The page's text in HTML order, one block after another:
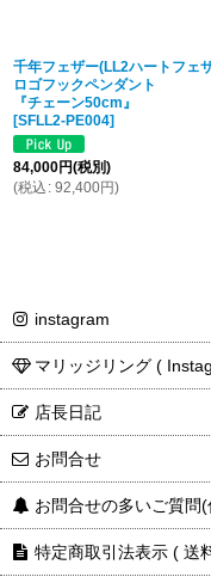
千年フェザー(LL2ハートフェ
ロゴフックペンダント
『チェーン50cm』
[SFLL2-PE004]
84,000円(税別)
(税込 : 92,400円)
instagram
マリッジリング (
店長日記
お問合せ
お問合せの多いご質
特定商取引法表示 ( 送